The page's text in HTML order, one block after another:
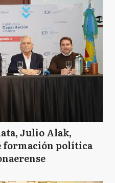
Julio Alak,
formación política